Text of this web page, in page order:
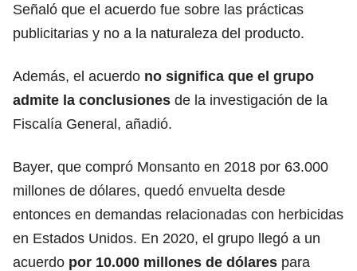
Señaló que el acuerdo fue sobre las prácticas
publicitarias y no a la naturaleza del producto.
Además, el acuerdo no significa que el grupo
admite la conclusiones de la investigación de la
Fiscalía General, añadió.
Bayer, que compró Monsanto en 2018 por 63.000
millones de dólares, quedó envuelta desde
entonces en demandas relacionadas con herbicidas
en Estados Unidos. En 2020, el grupo llegó a un
acuerdo por 10.000 millones de dólares para